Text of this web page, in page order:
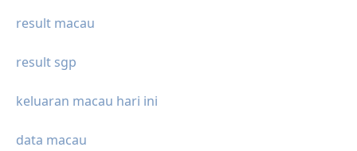
result macau
result sgp
keluaran macau hari ini
data macau